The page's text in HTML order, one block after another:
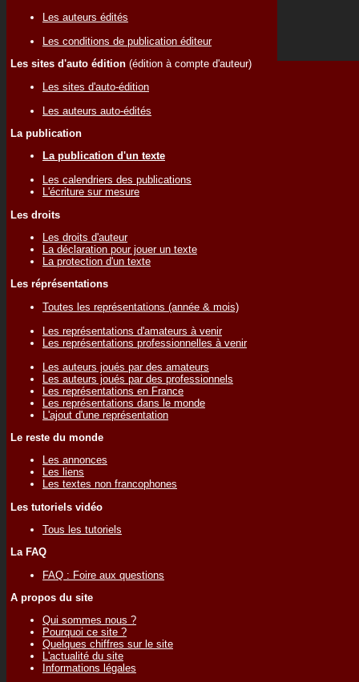
Les auteurs édités
Les conditions de publication éditeur
Les sites d'auto édition (édition à compte d'auteur)
Les sites d'auto-édition
Les auteurs auto-édités
La publication
La publication d'un texte
Les calendriers des publications
L'écriture sur mesure
Les droits
Les droits d'auteur
La déclaration pour jouer un texte
La protection d'un texte
Les réprésentations
Toutes les représentations (année & mois)
Les représentations d'amateurs à venir
Les représentations professionnelles à venir
Les auteurs joués par des amateurs
Les auteurs joués par des professionnels
Les représentations en France
Les représentations dans le monde
L'ajout d'une représentation
Le reste du monde
Les annonces
Les liens
Les textes non francophones
Les tutoriels vidéo
Tous les tutoriels
La FAQ
FAQ : Foire aux questions
A propos du site
Qui sommes nous ?
Pourquoi ce site ?
Quelques chiffres sur le site
L'actualité du site
Informations légales